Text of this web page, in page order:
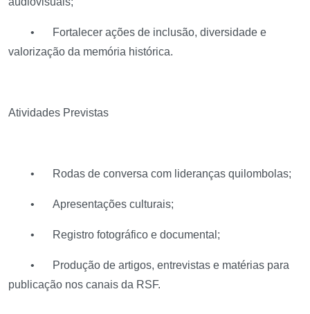
•
Fortalecer ações de inclusão, diversidade e
valorização da memória histórica.
Atividades Previstas
• Rodas de conversa com lideranças quilombolas;
• Apresentações culturais;
• Registro fotográfico e documental;
•
Produção de artigos, entrevistas e matérias para
publicação nos canais da RSF.